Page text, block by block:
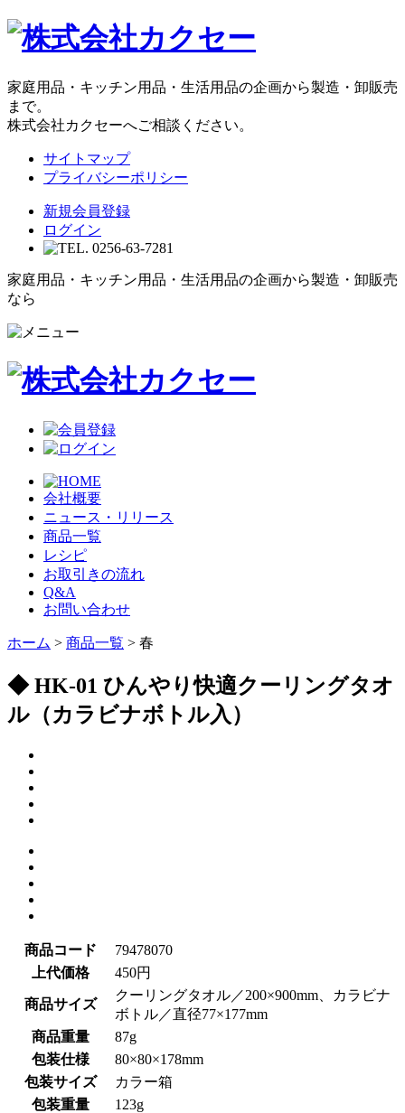
家庭用品・キッチン用品・生活用品の企画から製造・卸販売
まで。
株式会社カクセーへご相談ください。
サイトマップ
プライバシーポリシー
新規会員登録
ログイン
家庭用品・キッチン用品・生活用品の企画から製造・卸販売
なら
会社概要
ニュース・リリース
商品一覧
レシピ
お取引きの流れ
Q&A
お問い合わせ
ホーム > 商品一覧 > 春
◆ HK-01 ひんやり快適クーリングタオ
ル（カラビナボトル入）
商品コード
79478070
上代価格
450円
商品サイズ
クーリングタオル／200×900mm、カラビナ
ボトル／直径77×177mm
商品重量
87g
包装仕様
80×80×178mm
包装サイズ
カラー箱
包装重量
123g